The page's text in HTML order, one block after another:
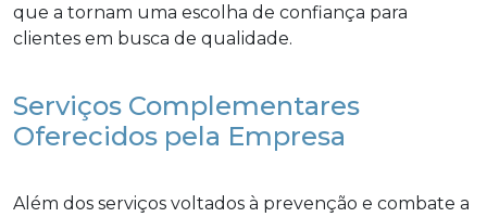
que a tornam uma escolha de confiança para
clientes em busca de qualidade.
Serviços Complementares
Oferecidos pela Empresa
Além dos serviços voltados à prevenção e combate a